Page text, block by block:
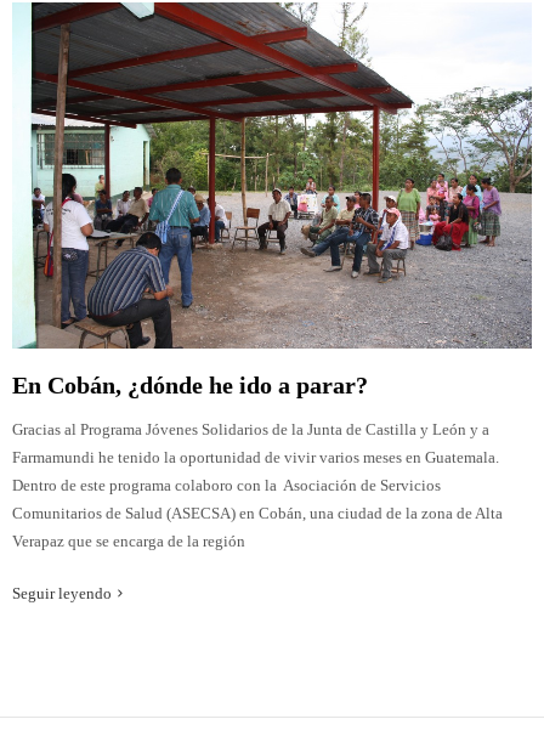
SEGUIR LEYENDO
En Cobán, ¿dónde he ido a parar?
Gracias al Programa Jóvenes Solidarios de la Junta de Castilla y León y a
Farmamundi he tenido la oportunidad de vivir varios meses en Guatemala.
Dentro de este programa colaboro con la Asociación de Servicios
Comunitarios de Salud (ASECSA) en Cobán, una ciudad de la zona de Alta
Verapaz que se encarga de la región
Seguir leyendo